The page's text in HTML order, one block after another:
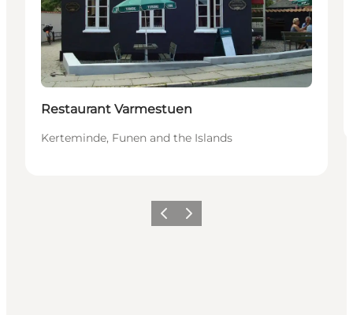
Restaurant Varmestuen
Kerteminde, Funen and the Islands
PrécédentSuivant